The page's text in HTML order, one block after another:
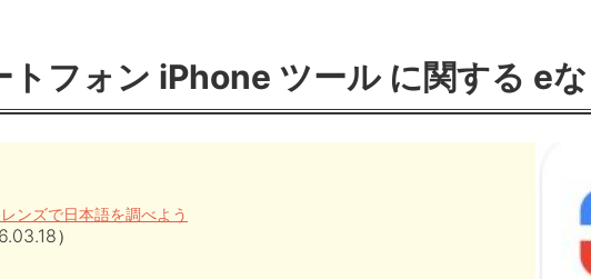
トフォン iPhone ツール に関する e
ンズで日本語を調べよう
）